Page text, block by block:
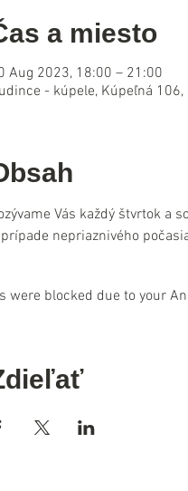
a miesto
Aug 2023, 18:00 – 21:00
- kúpele, Kúpeľná
Vás každý štvrtok a
nepriaznivého
were blocked due to your